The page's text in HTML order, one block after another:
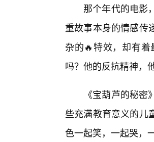
那个年代的电影
重故事本身的情感传
杂的🔥特效，却有
吗？他的反抗精神，
《宝葫芦的秘
些充满教育意义的儿
色一起笑，一起哭，